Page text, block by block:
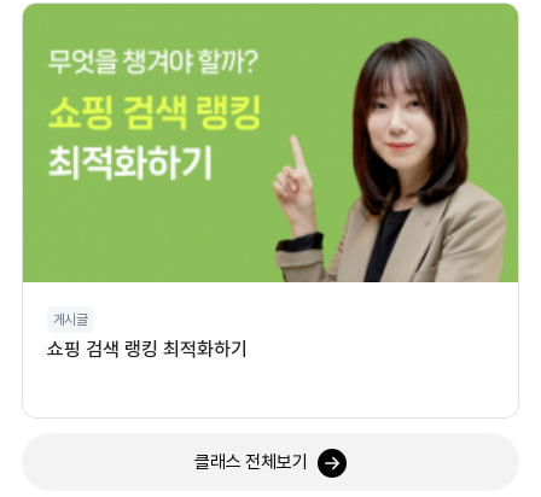
게시글
쇼핑 검색 랭킹 최적화하기
클래스 전체보기